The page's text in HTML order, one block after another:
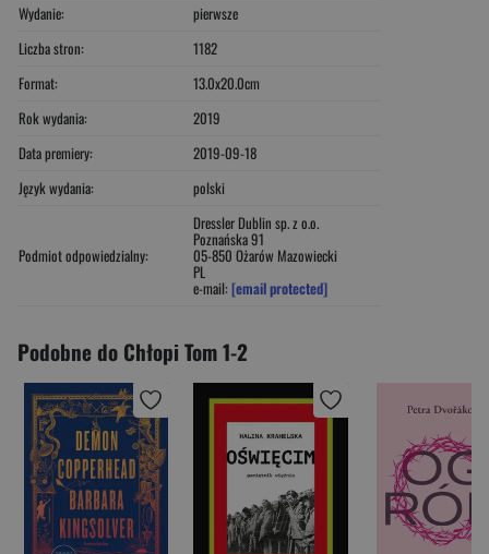
Wydanie:
pierwsze
Liczba stron:
1182
Format:
13.0x20.0cm
Rok wydania:
2019
Data premiery:
2019-09-18
Język wydania:
polski
Podmiot odpowiedzialny:
Dressler Dublin sp. z o.o.
Poznańska 91
05-850 Ożarów Mazowiecki
PL
e-mail: [email protected]
Podobne do Chłopi Tom 1-2